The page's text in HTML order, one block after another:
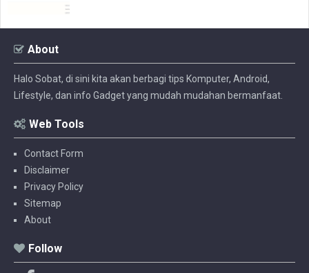
About
Halo Sobat, di sini kita akan berbagi tips Komputer, Android,
Lifestyle, dan info Gadget yang mudah mudahan bermanfaat.
Web Tools
Contact Form
Disclaimer
Privacy Policy
Sitemap
About
Follow